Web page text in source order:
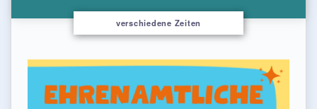
verschiedene Zeiten